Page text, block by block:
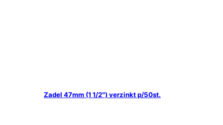
Zadel 47mm (1 1/2″) verzinkt p/50st.